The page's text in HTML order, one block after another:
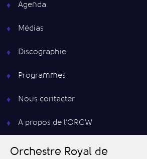
Agenda
Médias
Discographie
Programmes
Nous contacter
A propos de l’ORCW
Orchestre Royal de